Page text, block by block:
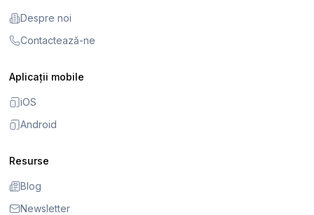
Despre noi
Contactează-ne
Aplicații mobile
iOS
Android
Resurse
Blog
Newsletter